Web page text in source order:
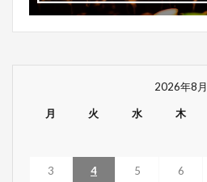
2026年8月
月 火 水 木
3 4 5 6